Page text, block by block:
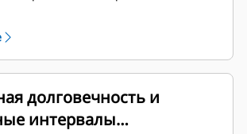
жесткость ковша в сборе, а также
и снятие кромок.
компонентов ковша
долговечность и
интервалы